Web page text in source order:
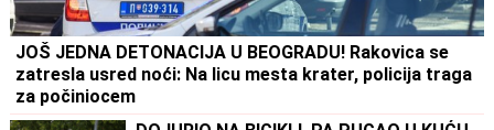
JOŠ JEDNA DETONACIJA U BEOGRADU! Rakovica se
zatresla usred noći: Na licu mesta krater, policija traga
za počiniocem